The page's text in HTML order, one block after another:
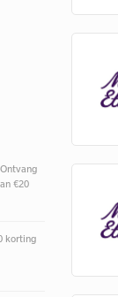
€20
korting